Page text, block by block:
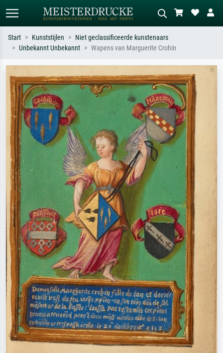
Zoek op kunstenaar, titel of stijl – bijv.
Monet, Sterrennacht, impressionisme,
Hokusai-golf, naakt.
Beschrijf de scène – bijv. groene
weide, abstract met veel rood, donker
olieverfschilderij, staand naakt naast
een boom.
Start Kunststijlen
Niet geclassificeerde kunstenaars
Unbekannt Unbekannt
Wapens van Marguerite Crohin